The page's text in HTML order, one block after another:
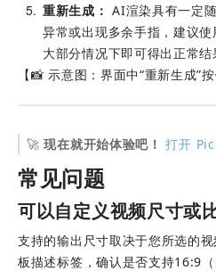
5 重新生成： AI渲染具有一定
异常或出现多余手指，建议使
大部分情况下即可得出正常结
【📸 示意图：界面中“重新生成”
🚀 现在就开始体验吧！ 打开
常见问题
可以自定义视频尺寸或
支持的输出尺寸取决于您所选的
板描述标签，确认是否支持16:9